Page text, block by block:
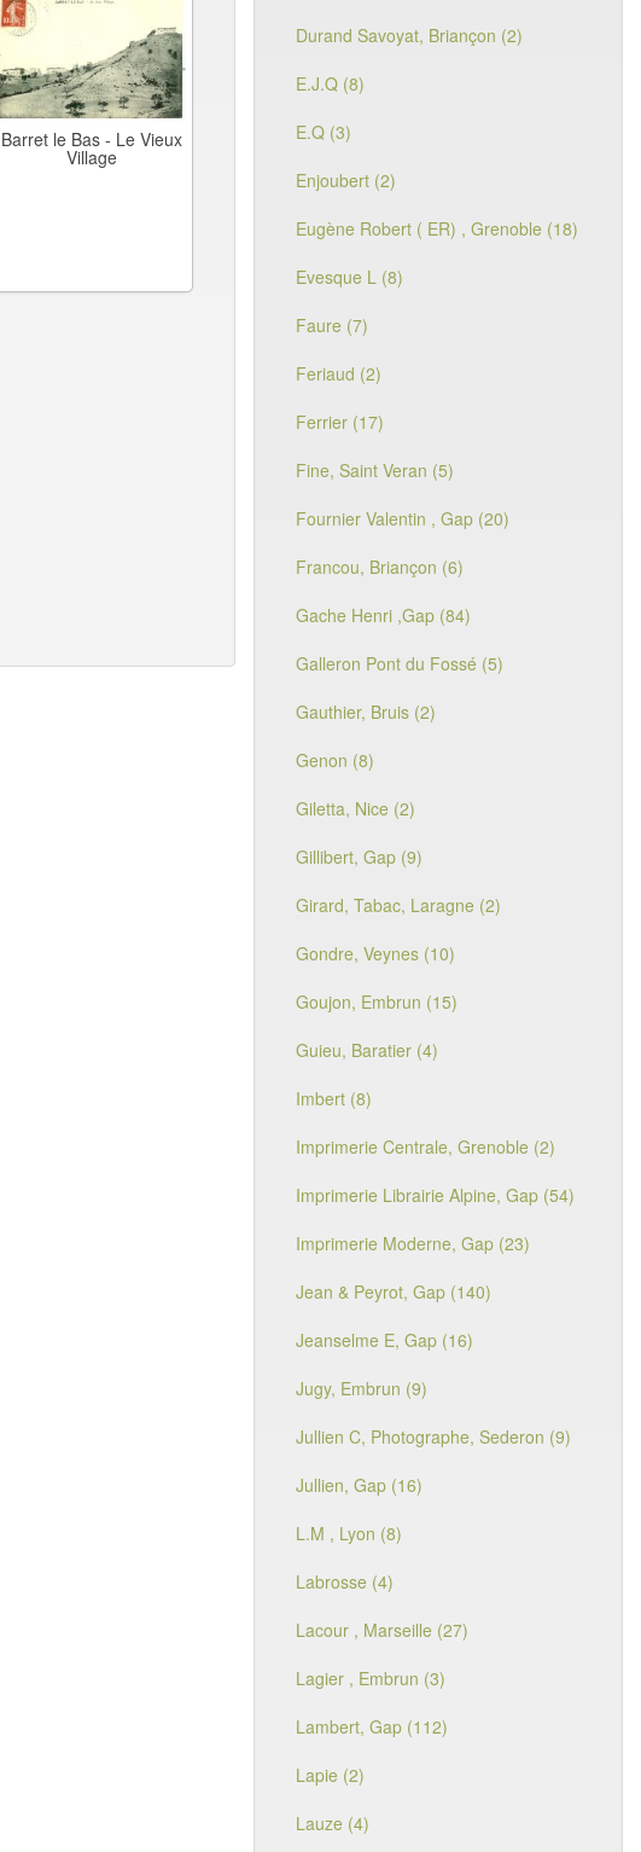
Barret le Bas - Le Vieux
Village
Durand Savoyat, Briançon (2)
E.J.Q (8)
E.Q (3)
Enjoubert (2)
Eugène Robert ( ER) , Grenoble (18)
Evesque L (8)
Faure (7)
Feriaud (2)
Ferrier (17)
Fine, Saint Veran (5)
Fournier Valentin , Gap (20)
Francou, Briançon (6)
Gache Henri ,Gap (84)
Galleron Pont du Fossé (5)
Gauthier, Bruis (2)
Genon (8)
Giletta, Nice (2)
Gillibert, Gap (9)
Girard, Tabac, Laragne (2)
Gondre, Veynes (10)
Goujon, Embrun (15)
Guieu, Baratier (4)
Imbert (8)
Imprimerie Centrale, Grenoble (2)
Imprimerie Librairie Alpine, Gap (54)
Imprimerie Moderne, Gap (23)
Jean & Peyrot, Gap (140)
Jeanselme E, Gap (16)
Jugy, Embrun (9)
Jullien C, Photographe, Sederon (9)
Jullien, Gap (16)
L.M , Lyon (8)
Labrosse (4)
Lacour , Marseille (27)
Lagier , Embrun (3)
Lambert, Gap (112)
Lapie (2)
Lauze (4)